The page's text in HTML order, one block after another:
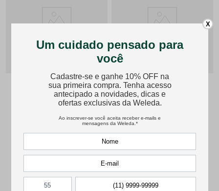
Sinusite aguda ou crônica e seus
50ml
X